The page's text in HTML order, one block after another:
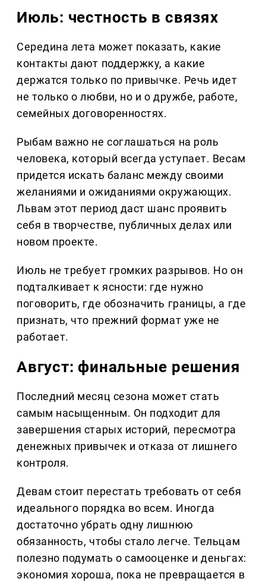
Июль: честность в связях
Середина лета может показать, какие
контакты дают поддержку, а какие
держатся только по привычке. Речь идет
не только о любви, но и о дружбе, работе,
семейных договоренностях.
Рыбам важно не соглашаться на роль
человека, который всегда уступает. Весам
придется искать баланс между своими
желаниями и ожиданиями окружающих.
Львам этот период даст шанс проявить
себя в творчестве, публичных делах или
новом проекте.
Июль не требует громких разрывов. Но он
подталкивает к ясности: где нужно
поговорить, где обозначить границы, а где
признать, что прежний формат уже не
работает.
Август: финальные решения
Последний месяц сезона может стать
самым насыщенным. Он подходит для
завершения старых историй, пересмотра
денежных привычек и отказа от лишнего
контроля.
Девам стоит перестать требовать от себя
идеального порядка во всем. Иногда
достаточно убрать одну лишнюю
обязанность, чтобы стало легче. Тельцам
полезно подумать о самооценке и деньгах:
экономия хороша, пока не превращается в